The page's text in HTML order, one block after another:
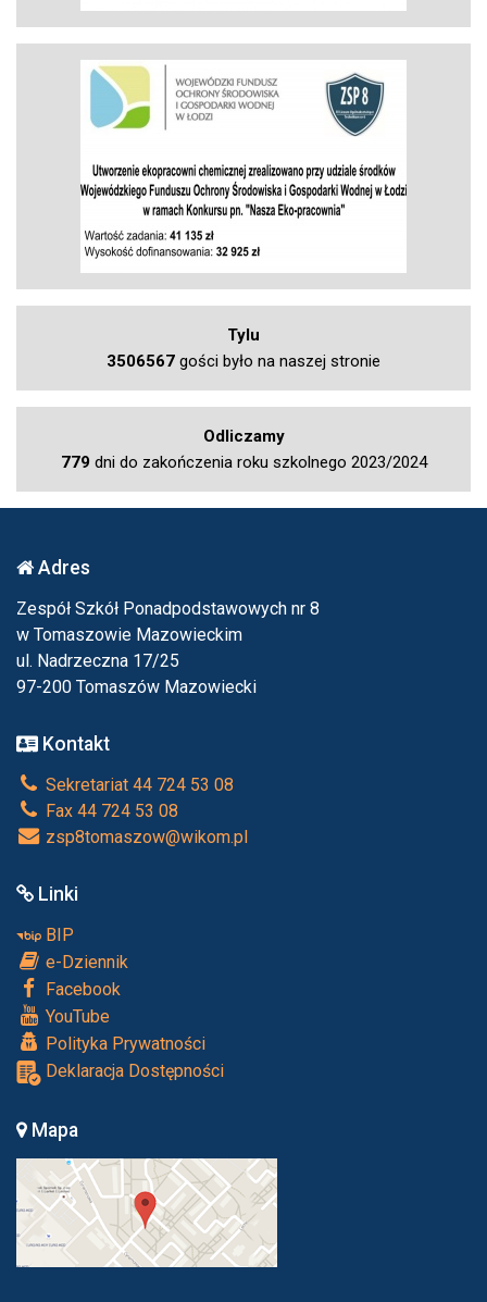
Tylu
3506567 gości było na naszej stronie
Odliczamy
779 dni do zakończenia roku szkolnego 2023/2024
Adres
Zespół Szkół Ponadpodstawowych nr 8
w Tomaszowie Mazowieckim
ul. Nadrzeczna 17/25
97-200 Tomaszów Mazowiecki
Kontakt
Sekretariat 44 724 53 08
Fax 44 724 53 08
zsp8tomaszow@wikom.pl
Linki
BIP
e-Dziennik
Facebook
YouTube
Polityka Prywatności
Deklaracja Dostępności
Mapa